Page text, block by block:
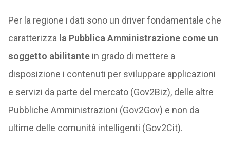
Per la regione i dati sono un driver fondamentale che
caratterizza la Pubblica Amministrazione come un
soggetto abilitantein grado di mettere a
disposizione i contenuti per sviluppare applicazioni
e servizi da parte del mercato (Gov2Biz), delle altre
Pubbliche Amministrazioni (Gov2Gov) e non da
ultime delle comunità intelligenti (Gov2Cit).